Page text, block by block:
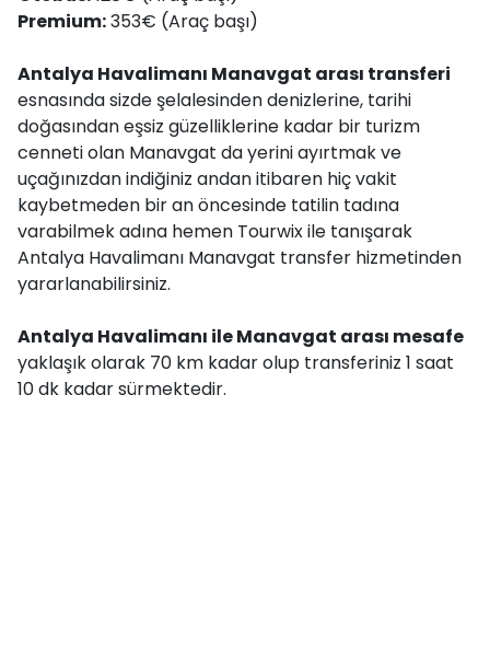
Premium:353€ (Araç başı)
Antalya Havalimanı Manavgat arası transferi
esnasında sizde şelalesinden denizlerine, tarihi
doğasından eşsiz güzelliklerine kadar bir turizm
cenneti olan Manavgat da yerini ayırtmak ve
uçağınızdan indiğiniz andan itibaren hiç vakit
kaybetmeden bir an öncesinde tatilin tadına
varabilmek adına hemen Tourwix ile tanışarak
Antalya Havalimanı Manavgat transfer hizmetinden
yararlanabilirsiniz.
Antalya Havalimanı ile Manavgat arası mesafe
yaklaşık olarak 70 km kadar olup transferiniz 1 saat
10 dk kadar sürmektedir.